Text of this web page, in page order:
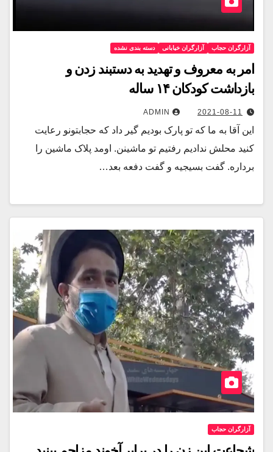
آزارگران حجاب آزارگران خیابانی دسته بندی نشده
امر به معروف و تهدید به دستبند زدن و
بازداشت کودکان ۱۴ ساله
2021-08-11
ADMIN
این آقا به ما که تو پارک بودیم گیر داد که حجابتونو رعایت
کنید محلش ندادیم‌ رفتیم تو ماشینن. اومد پلاک ماشین را
برداره. گفت بسیجیه و گفت دفعه بعد…
آزارگران حجاب